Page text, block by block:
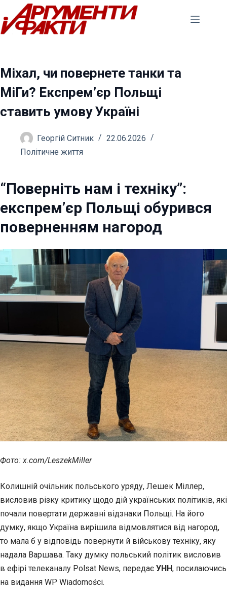
Перейти
до
вмісту
Міхал, чи повернете танки та
МіГи? Експрем’єр Польщі
ставить умову Україні
Георгій Ситник
22.06.2026
Політичне життя
“Поверніть нам і техніку”:
експрем’єр Польщі обурився
поверненням нагород
Фото: x.com/LeszekMiller
Колишній очільник польського уряду, Лешек Міллер,
висловив різку критику щодо дій українських політиків, які
почали повертати державні відзнаки Польщі. На його
думку, якщо Україна вирішила відмовлятися від нагород,
то мала б у відповідь повернути й військову техніку, яку
надала Варшава. Таку думку польський політик висловив
в ефірі телеканалу Polsat News, передає УНН, посилаючись
на видання WP Wiadomości.